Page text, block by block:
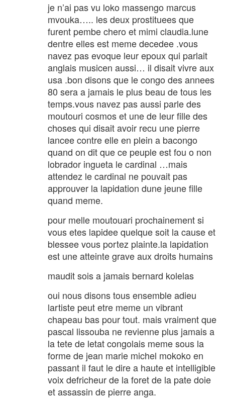
je n’ai pas vu loko massengo marcus
mvouka….. les deux prostituees que
furent pembe chero et mimi claudia.lune
dentre elles est meme decedee .vous
navez pas evoque leur epoux qui parlait
anglais musicen aussi… il disait vivre aux
usa .bon disons que le congo des annees
80 sera a jamais le plus beau de tous les
temps.vous navez pas aussi parle des
moutouri cosmos et une de leur fille des
choses qui disait avoir recu une pierre
lancee contre elle en plein a bacongo
quand on dit que ce peuple est fou o non
lobrador ingueta le cardinal …mais
attendez le cardinal ne pouvait pas
approuver la lapidation dune jeune fille
quand meme.
pour melle moutouari prochainement si
vous etes lapidee quelque soit la cause et
blessee vous portez plainte.la lapidation
est une atteinte grave aux droits humains
maudit sois a jamais bernard kolelas
oui nous disons tous ensemble adieu
lartiste peut etre meme un vibrant
chapeau bas pour tout. mais vraiment que
pascal lissouba ne revienne plus jamais a
la tete de letat congolais meme sous la
forme de jean marie michel mokoko en
passant il faut le dire a haute et intelligible
voix defricheur de la foret de la pate doie
et assassin de pierre anga.